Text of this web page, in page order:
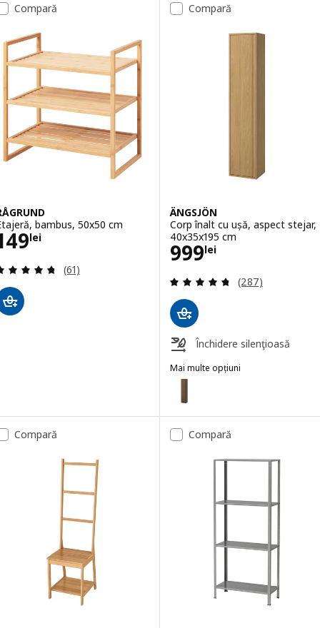
Compară
bambus, 50x50 cm
lei149lei
Evaluare: 4.7 din 5 stele. Total recenzii:
(61)
Compară
ÄNGSJÖN
Corp înalt cu ușă, aspect stejar,
40x35x195 cm
999lei
Preţ 999lei
Evaluare: 4.7
(287)
Închidere silenţioasă
Mai multe opțiuni
ÄNGSJÖN
Opțiune: ÄNGSJÖN, Corp
Opțiune: ÄNGSJÖN, Corp înalt
Compară
Compară